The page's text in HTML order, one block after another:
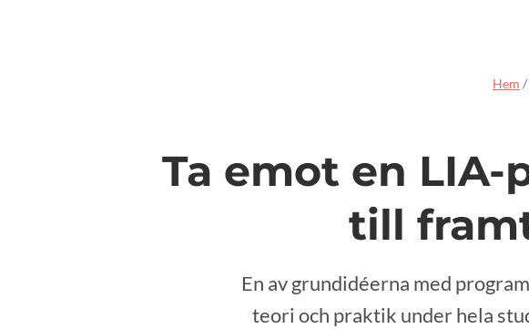
Hem /
Ta emot en
till
En av grundidéerna med
teori och praktik under hela